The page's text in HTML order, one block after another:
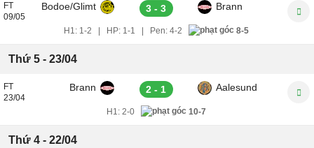
FT
09/05
Bodoe/Glimt 3 - 3 Brann
H1: 1-2 HP: 1-1 Pen: 4-2 8-5
Thứ 5 - 23/04
FT
23/04
Brann 2 - 1 Aalesund
H1: 2-0 10-7
Thứ 4 - 22/04